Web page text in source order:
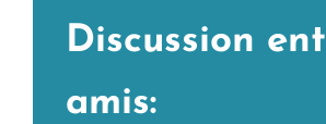
Discussion
amis: